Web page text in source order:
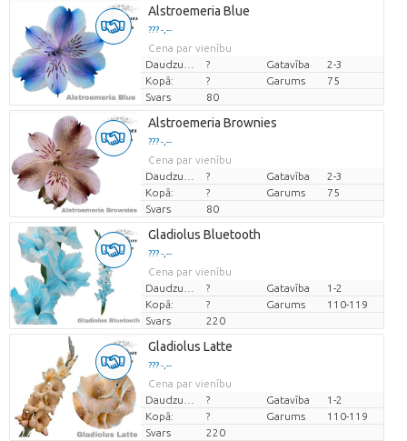
Alstroemeria Blue
??? -,--
Cena par vienību
? Gatavība
2-3
Kopā:
? Garums
75
Svars
80
Alstroemeria Brownies
??? -,--
Cena par vienību
? Gatavība
2-3
Kopā:
? Garums
75
Svars
80
Gladiolus Bluetooth
??? -,--
Cena par vienību
? Gatavība
1-2
Kopā:
? Garums
110-119
Svars
220
Gladiolus Latte
??? -,--
Cena par vienību
? Gatavība
1-2
Kopā:
? Garums
110-119
Svars
220